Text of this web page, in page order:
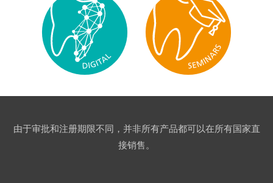
由于审批和注册期限不同，并非所有产品都可以在所有国家直
接销售。